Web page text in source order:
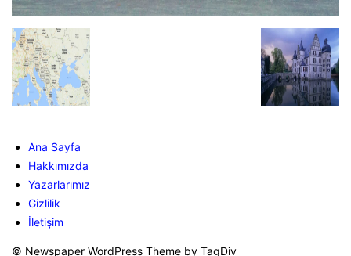
Ana Sayfa
Hakkımızda
Yazarlarımız
Gizlilik
İletişim
© Newspaper WordPress Theme by TagDiv